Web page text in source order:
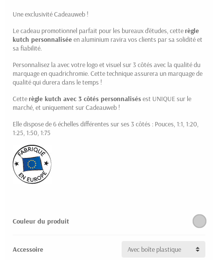
Une exclusivité Cadeauweb !
Le cadeau promotionnel parfait pour les bureaux d'études, cetterègle
kutch personnaliséeen aluminium ravira vos clients par sa solidité et
sa fiabilité.
Personnalisez la avec votre logo et visuel sur 3 côtés avec la qualité du
marquage en quadrichromie. Cette technique assurera un marquage de
qualité qui durera dans le temps !
Cetterègle kutch avec 3 côtés personnalisésest UNIQUE sur le
marché, et uniquement sur Cadeauweb !
Elle dispose de 6 échelles différentes sur ses 3 côtés : Pouces, 1:1, 1:20,
1:25, 1:50, 1:75
Couleur du produit
Accessoire